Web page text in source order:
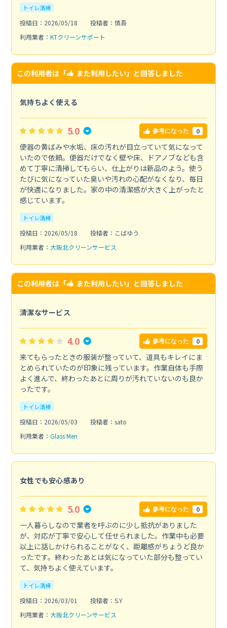
トイレ清掃
投稿日：2026/05/18
投稿者：慎吾
利用業者： KTクリーンサポート
この利用者は「 また利用したい」と回答しました
気持ちよく使える
5.0 参考になった 0
便器の黄ばみや水垢、床の汚れが目立っていて気になって
いたので依頼。便器だけでなく壁や床、ドアノブなども含
めて丁寧に清掃してもらい、仕上がりは新品のよう。使う
たびに気になっていた臭いや汚れの心配がなくなり、毎日
が快適になりました。家の中の清潔感が大きく上がったと
感じています。
トイレ清掃
投稿日：2026/05/18
投稿者：こばゆう
利用業者： 大阪北クリーンサービス
この利用者は「 また利用したい」と回答しました
清潔なサービス
4.0 参考になった 0
来てもらったときの服装が整っていて、道具もキレイにま
とめられていたのが印象に残っています。作業自体も手際
よく進んで、終わったあとに周りが汚れていないのも良か
ったです。
トイレ清掃
投稿日：2026/05/03
投稿者：sato
利用業者： Glass Men
女性でも安心感あり
5.0 参考になった 0
一人暮らしなので業者を呼ぶのに少し抵抗がありました
が、対応が丁寧で安心して任せられました。作業中も必要
以上に話しかけられることがなく、距離感がちょうど良か
ったです。終わったあとは気になっていた部分も整ってい
て、気持ちよく使えています。
トイレ清掃
投稿日：2026/03/01
投稿者：S.Y
利用業者： 大阪北クリーンサービス